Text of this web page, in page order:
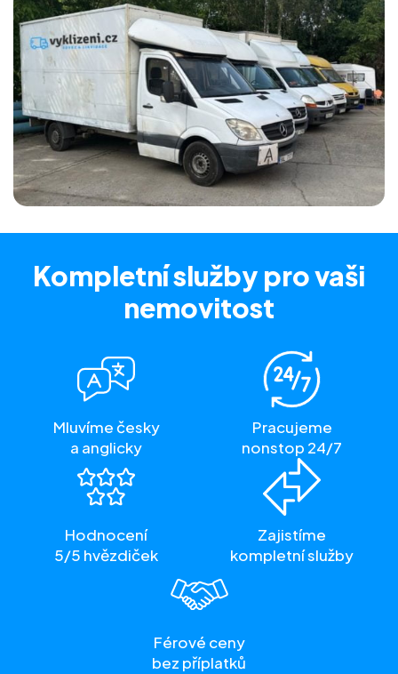
Kompletní služby pro vaši
nemovitost
Mluvíme česky
a anglicky
Pracujeme
nonstop 24/7
Hodnocení
5/5 hvězdiček
Zajistíme
kompletní služby
Férové ceny
bez příplatků